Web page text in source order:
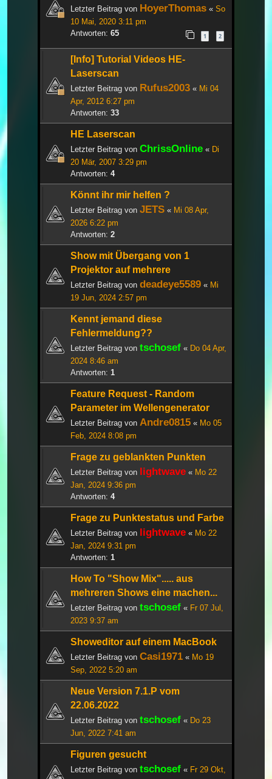
Letzter Beitrag von HoyerThomas « So
10 Mai, 2020 3:11 pm
Antworten: 65 1 2
[Info] Tutorial Videos HE-
Laserscan
Letzter Beitrag von Rufus2003 « Mi 04
Apr, 2012 6:27 pm
Antworten: 33
HE Laserscan
Letzter Beitrag von ChrissOnline « Di
20 Mär, 2007 3:29 pm
Antworten: 4
Könnt ihr mir helfen ?
Letzter Beitrag von JETS « Mi 08 Apr,
2026 6:22 pm
Antworten: 2
Show mit Übergang von 1
Projektor auf mehrere
Letzter Beitrag von deadeye5589 « Mi
19 Jun, 2024 2:57 pm
Kennt jemand diese
Fehlermeldung??
Letzter Beitrag von tschosef « Do 04 Apr,
2024 8:46 am
Antworten: 1
Feature Request - Random
Parameter im Wellengenerator
Letzter Beitrag von Andre0815 « Mo 05
Feb, 2024 8:08 pm
Frage zu geblankten Punkten
Letzter Beitrag von lightwave « Mo 22
Jan, 2024 9:36 pm
Antworten: 4
Frage zu Punktestatus und Farbe
Letzter Beitrag von lightwave « Mo 22
Jan, 2024 9:31 pm
Antworten: 1
How To "Show Mix"..... aus
mehreren Shows eine machen...
Letzter Beitrag von tschosef « Fr 07 Jul,
2023 9:37 am
Showeditor auf einem MacBook
Letzter Beitrag von Casi1971 « Mo 19
Sep, 2022 5:20 am
Neue Version 7.1.P vom
22.06.2022
Letzter Beitrag von tschosef « Do 23
Jun, 2022 7:41 am
Figuren gesucht
Letzter Beitrag von tschosef « Fr 29 Okt,